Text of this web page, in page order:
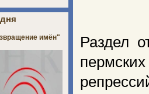
Раздел
имён"